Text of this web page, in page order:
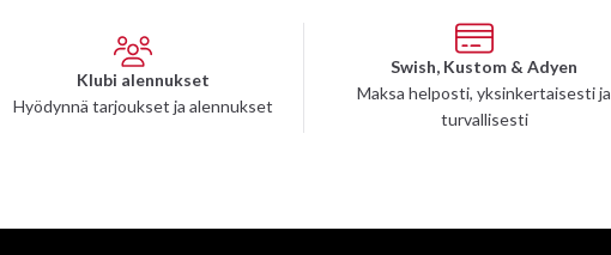
Klubi alennukset
Hyödynnä tarjoukset ja alennukset
Swish, Kustom & Adyen
Maksa helposti, yksinkertaisesti ja
turvallisesti